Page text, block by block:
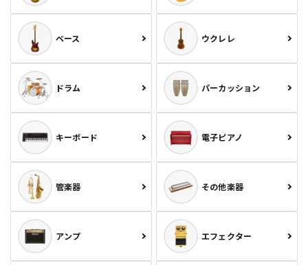
ベース ウクレレ
ドラム パーカッション
キーボード 電子ピアノ
管楽器 その他楽器
アンプ エフェクター